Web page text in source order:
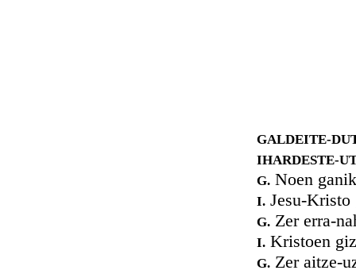
GALDEITE-
IHARDESTE-
G. Noen
I. Jesu-Kristo
G. Zer erra-
I. Kristoen
G. Zer aitze-